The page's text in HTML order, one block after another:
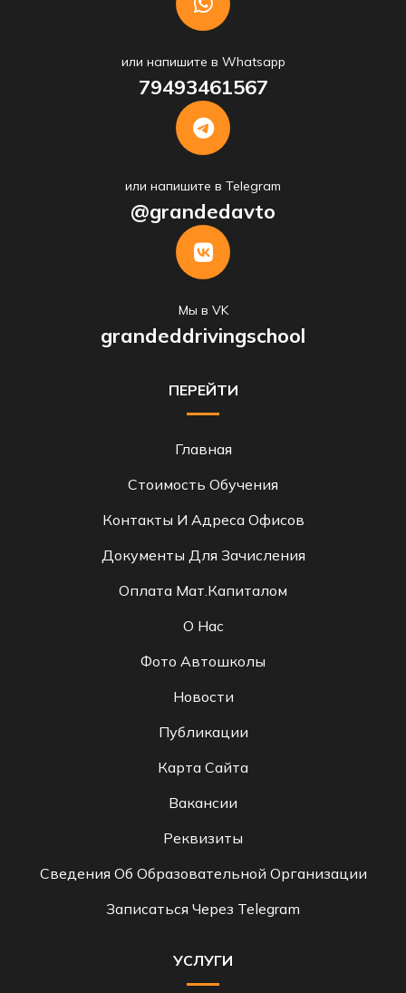
или напишите в Whatsapp
79493461567
или напишите в Telegram
@grandedavto
Мы в VK
grandeddrivingschool
ПЕРЕЙТИ
Главная
Стоимость Обучения
Контакты И Адреса Офисов
Документы Для Зачисления
Оплата Мат.капиталом
О Нас
Фото Автошколы
Новости
Публикации
Карта Сайта
Вакансии
Реквизиты
Сведения Об Образовательной Организации
Записаться Через Telegram
УСЛУГИ